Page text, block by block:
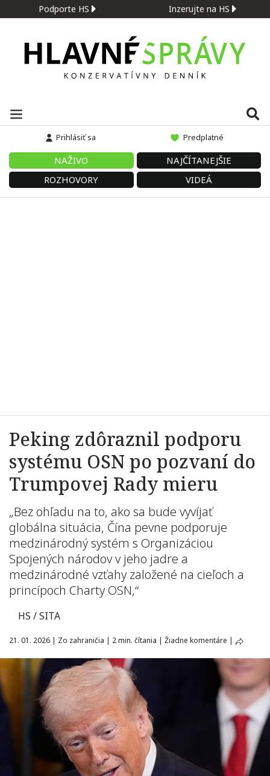
Podporte HS Inzerujte na HS
Prihlásiť sa Predplatné
NAŽIVO
NAJČÍTANEJŠIE
ROZHOVORY
VIDEÁ
Peking zdôraznil podporu
systému OSN po pozvaní do
Trumpovej Rady mieru
„Bez ohľadu na to, ako sa bude vyvíjať
globálna situácia, Čína pevne podporuje
medzinárodný systém s Organizáciou
Spojených národov v jeho jadre a
medzinárodné vzťahy založené na cieľoch a
princípoch Charty OSN,“
HS / SITA
21. 01. 2026 | Zo zahraničia | 2 min. čítania | Žiadne komentáre |